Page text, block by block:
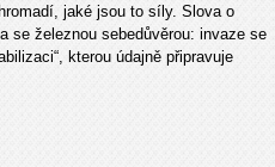
jaké jsou to síly. Slova o
se železnou sebedůvěrou: invaze se
kterou údajně připravuje